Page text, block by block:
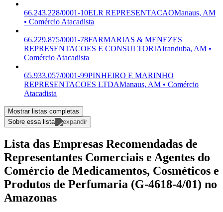
66.243.228/0001-10ELR REPRESENTACAOManaus, AM
• Comércio Atacadista
66.229.875/0001-78FARMARIAS & MENEZES
REPRESENTACOES E CONSULTORIAIranduba, AM •
Comércio Atacadista
65.933.057/0001-99PINHEIRO E MARINHO
REPRESENTACOES LTDAManaus, AM • Comércio
Atacadista
Mostrar listas completas
Sobre essa lista
Lista das Empresas Recomendadas de
Representantes Comerciais e Agentes do
Comércio de Medicamentos, Cosméticos e
Produtos de Perfumaria (G-4618-4/01) no
Amazonas